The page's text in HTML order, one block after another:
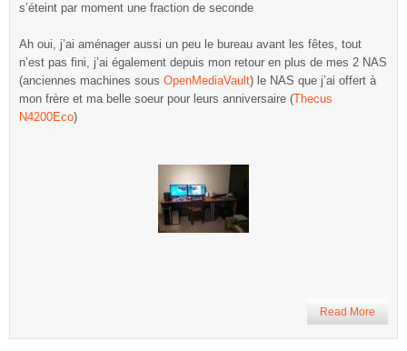
s’éteint par moment une fraction de seconde
Ah oui, j’ai aménager aussi un peu le bureau avant les fêtes, tout
n’est pas fini, j’ai également depuis mon retour en plus de mes 2 NAS
(anciennes machines sous OpenMediaVault) le NAS que j’ai offert à
mon frère et ma belle soeur pour leurs anniversaire (Thecus
N4200Eco)
Read More